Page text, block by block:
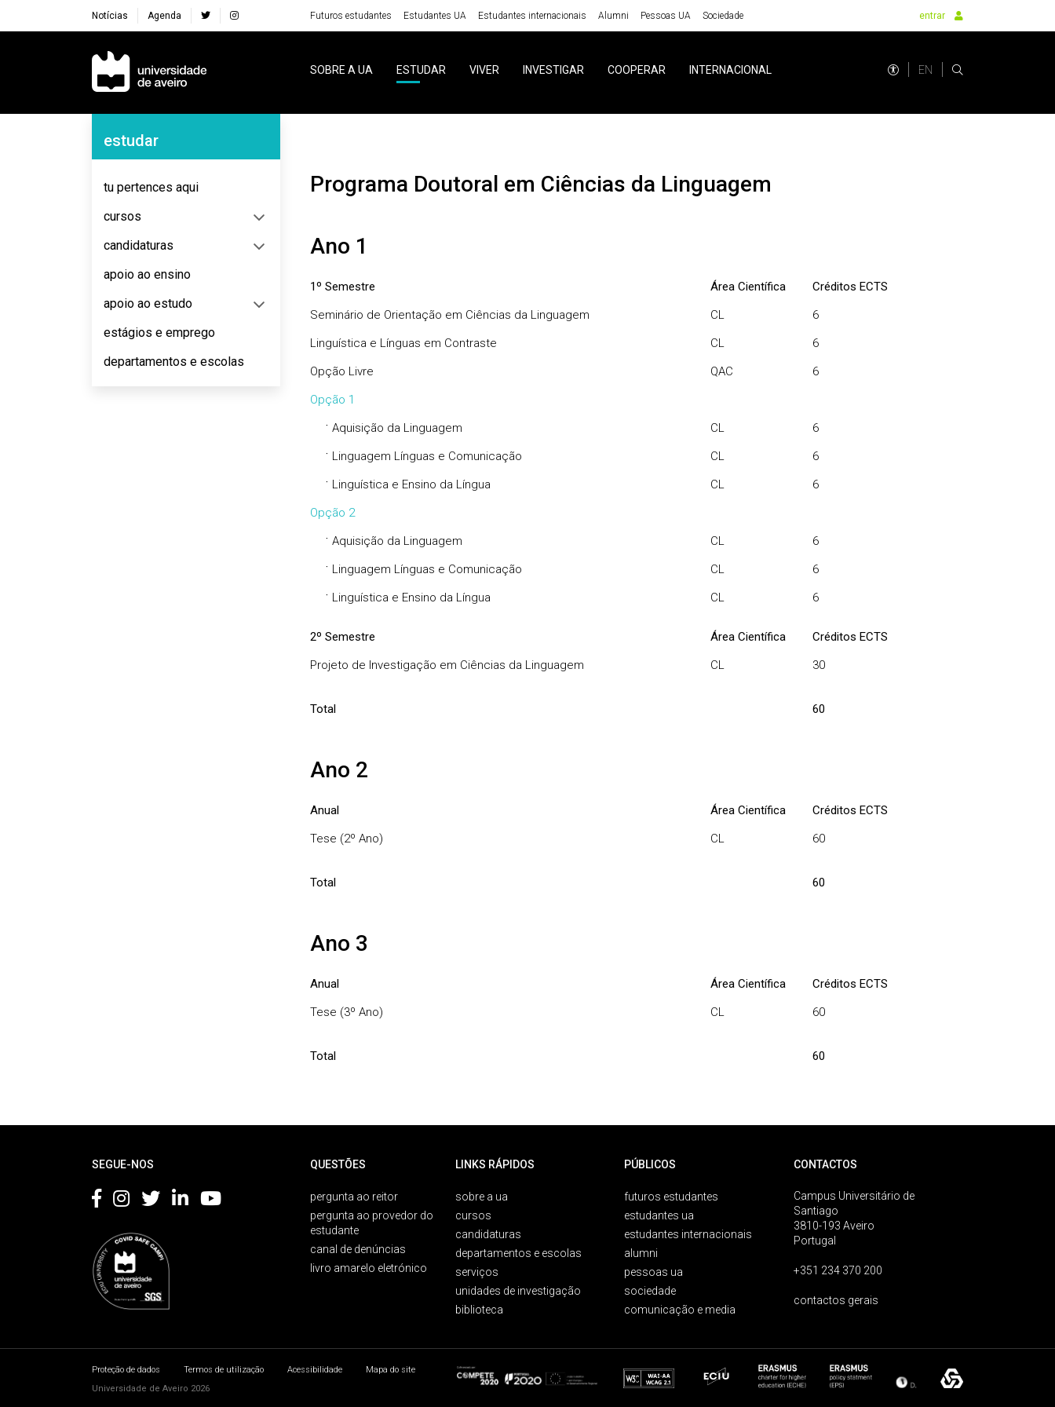
Notícias Agenda Futuros estudantes Estudantes UA Estudantes internacionais Alumni Pessoas UA Sociedade entrar
Navegação Principal
SOBRE A UA ESTUDAR VIVER INVESTIGAR COOPERAR INTERNACIONAL EN
Navegação Lateral
estudar
tu pertences aqui
cursos
candidaturas
apoio ao ensino
apoio ao estudo
estágios e emprego
departamentos e escolas
Programa Doutoral em Ciências da Linguagem
Ano 1
1º Semestre Área Científica
Créditos ECTS
Seminário de Orientação em Ciências da Linguagem
CL
6
Linguística e Línguas em Contraste
CL
6
Opção Livre
QAC
6
Opção 1
· Aquisição da Linguagem CL 6
· Linguagem Línguas e Comunicação CL 6
· Linguística e Ensino da Língua CL
6
Opção 2
· Aquisição da Linguagem CL 6
· Linguagem Línguas e Comunicação CL 6
· Linguística e Ensino da Língua CL 6
2º Semestre Área Científica
Créditos ECTS
Projeto de Investigação em Ciências da Linguagem
CL 30
Total 60
Ano 2
Anual Área Científica
Créditos ECTS
Tese (2º Ano)
CL 60
Total 60
Ano 3
Anual Área Científica
Créditos ECTS
Tese (3º Ano)
CL 60
Total 60
SEGUE-NOS QUESTÕES
pergunta ao reitor
pergunta ao provedor do
estudante
canal de denúncias
livro amarelo eletrónico
LINKS RÁPIDOS
sobre a ua
cursos
candidaturas
departamentos e escolas
serviços
unidades de investigação
biblioteca
PÚBLICOS
futuros estudantes
estudantes ua
estudantes internacionais
alumni
pessoas ua
sociedade
comunicação e media
CONTACTOS
Campus Universitário de
Santiago
3810-193 Aveiro
Portugal
+351 234 370 200
contactos gerais
Proteção de dados Termos de utilização Acessibilidade
Mapa do site
Universidade de Aveiro 2026